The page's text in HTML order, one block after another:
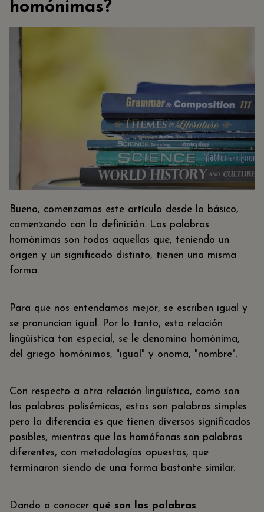
homónimas?
Bueno, comenzamos este artículo desde lo básico,
comenzando con la definición. Las palabras
homónimas son todas aquellas que, teniendo un
origen y un significado distinto, tienen una misma
forma.
Para que nos entendamos mejor, se escriben igual y
se pronuncian igual. Por lo tanto, esta relación
lingüística tan especial, se le denomina homónima,
del griego homónimos, "igual" y onoma, "nombre".
Con respecto a otra relación lingüística, como son
las palabras polisémicas, estas son palabras simples
pero la diferencia es que tienen diversos significados
posibles, mientras que las homófonas son palabras
diferentes, con metodologías opuestas, que
terminaron siendo de una forma bastante similar.
Dando a conocer qué son las palabras